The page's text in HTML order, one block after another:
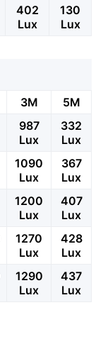
402
Lux
130
Lux
3M
5M
987
Lux
332
Lux
1090
Lux
367
Lux
1200
Lux
407
Lux
1270
Lux
428
Lux
1290
Lux
437
Lux